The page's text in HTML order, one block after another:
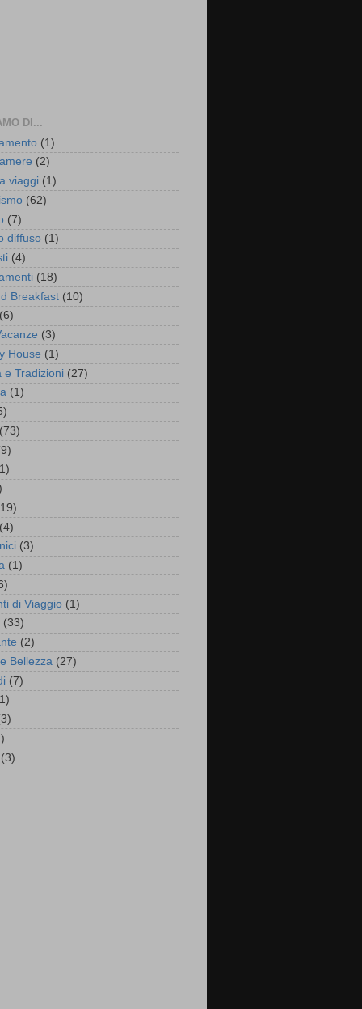
DI...
(1)
(2)
viaggi (1)
(62)
(7)
diffuso (1)
(4)
(18)
Breakfast (10)
(6)
(3)
House (1)
e Tradizioni (27)
(1)
(73)
(4)
(3)
(1)
di Viaggio (1)
(33)
(2)
Bellezza (27)
(7)
(3)